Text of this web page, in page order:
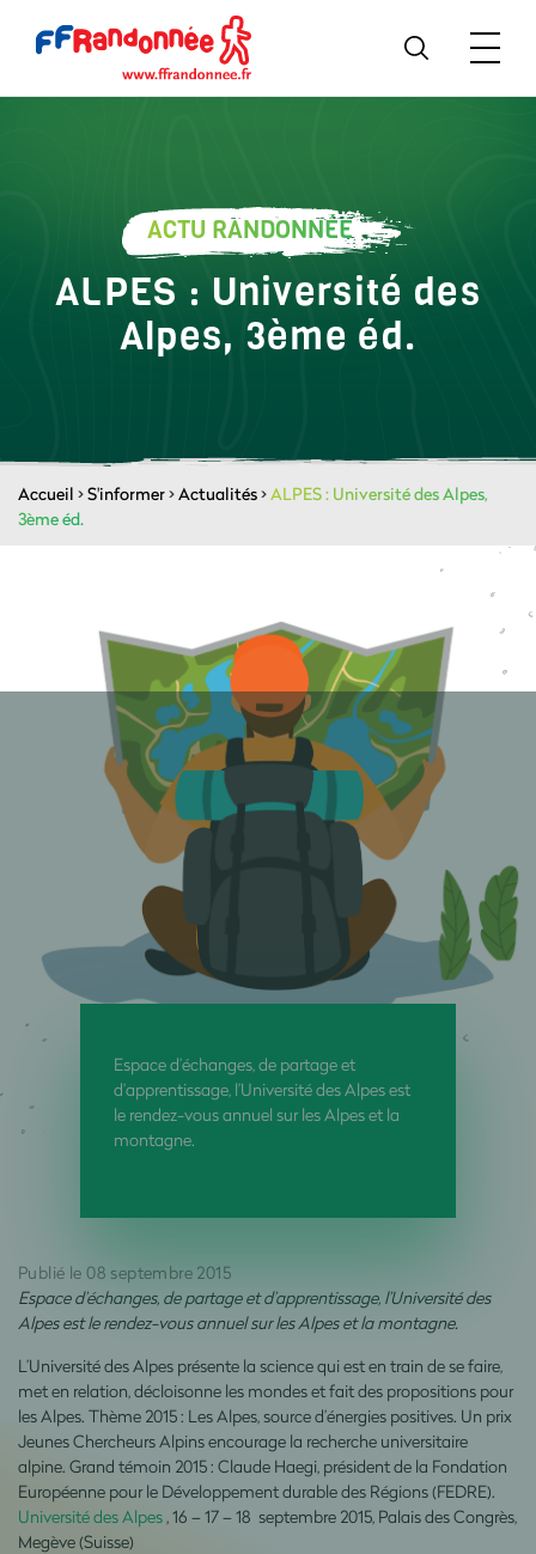
ACTU RANDONNÉE
ALPES : Université des
Alpes, 3ème éd.
Accueil >S'informer>Actualités>ALPES : Université des Alpes,
3ème éd.
Espace d’échanges, de partage et
d’apprentissage, l’Université des Alpes est
le rendez-vous annuel sur les Alpes et la
montagne.
Publié le 08 septembre 2015
Espace d’échanges, de partage et d’apprentissage, l’Université des
Alpes est le rendez-vous annuel sur les Alpes et la montagne.
L’Université des Alpes présente la science qui est en train de se faire,
met en relation, décloisonne les mondes et fait des propositions pour
les Alpes. Thème 2015 : Les Alpes, source d’énergies positives. Un prix
Jeunes Chercheurs Alpins encourage la recherche universitaire
alpine. Grand témoin 2015 : Claude Haegi, président de la Fondation
Européenne pour le Développement durable des Régions (FEDRE).
Université des Alpes , 16 – 17 – 18 septembre 2015, Palais des Congrès,
Megève (Suisse)